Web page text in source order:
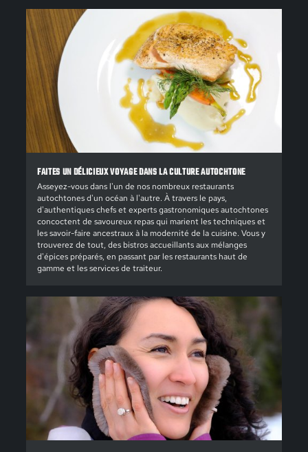
FAITES UN DÉLICIEUX VOYAGE DANS LA CULTURE AUTOCHTONE
Asseyez-vous dans l'un de nos nombreux restaurants
autochtones d'un océan à l'autre. À travers le pays,
d'authentiques chefs et experts gastronomiques autochtones
concoctent de savoureux repas qui marient les techniques et
les savoir-faire ancestraux à la modernité de la cuisine. Vous y
trouverez de tout, des bistros accueillants aux mélanges
d'épices préparés, en passant par les restaurants haut de
gamme et les services de traiteur.